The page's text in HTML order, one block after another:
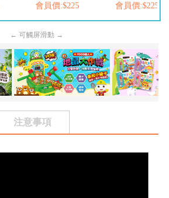
會員價:$225
會員價:$225
← 可觸屏滑動 →
注意事項